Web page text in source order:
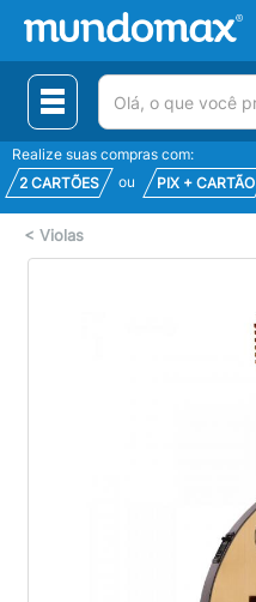
(pesquisar)
Realize suas compras com:
2 CARTÕES
ou PIX + CARTÃO
< Violas